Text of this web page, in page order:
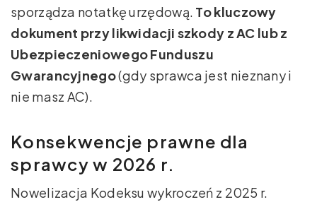
sporządza notatkę urzędową. To kluczowy
dokument przy likwidacji szkody z AC lub z
Ubezpieczeniowego Funduszu
Gwarancyjnego(gdy sprawca jest nieznany i
nie masz AC).
Konsekwencje prawne dla
sprawcy w 2026 r.
Nowelizacja Kodeksu wykroczeń z 2025 r.